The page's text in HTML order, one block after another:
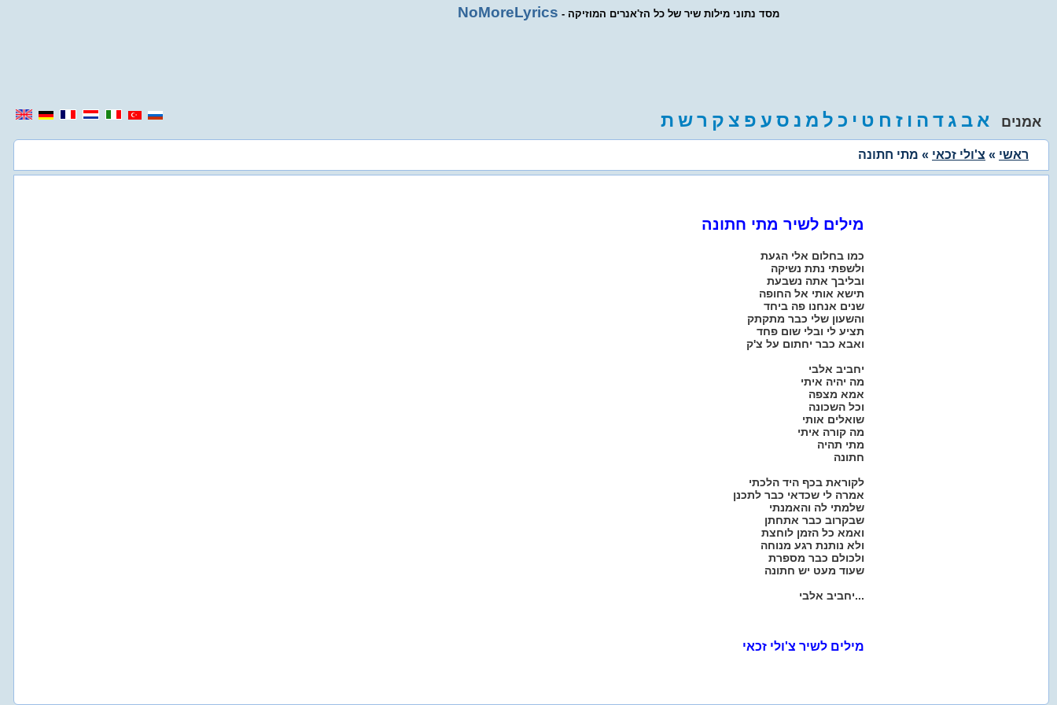
NoMoreLyrics - מסד נתוני מילות שיר של כל הז'אנרים המוזיקה
אמנים א ב ג ד ה ו ז ח ט י כ ל מ נ ס ע פ צ ק רש ת
ראשי » צ'ולי זכאי » מתי חתונה
מילים לשיר מתי חתונה
כמו בחלום אלי הגעת
ולשפתי נתת נשיקה
ובליבך אתה נשבעת
תישא אותי אל החופה
שנים אנחנו פה ביחד
והשעון שלי כבר מתקתק
תציע לי ובלי שום פחד
ואבא כבר יחתום על צ'ק
יחביב אלבי
מה יהיה איתי
אמא מצפה
וכל השכונה
שואלים אותי
מה קורה איתי
מתי תהיה
חתונה
לקוראת בכף היד הלכתי
אמרה לי שכדאי כבר לתכנן
שלמתי לה והאמנתי
שבקרוב כבר אתחתן
ואמא כל הזמן לוחצת
ולא נותנת רגע מנוחה
ולכולם כבר מספרת
שעוד מעט יש חתונה
יחביב אלבי...
מילים לשיר צ'ולי זכאי